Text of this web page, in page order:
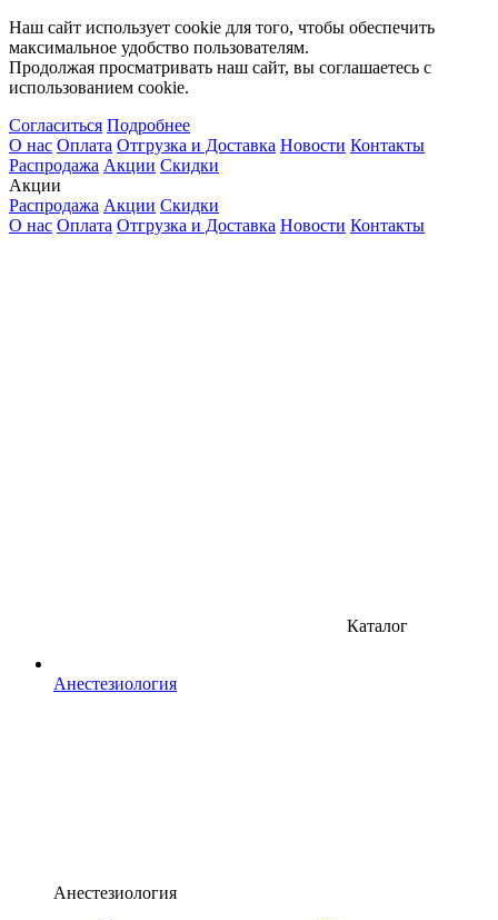
Наш сайт использует cookie для того, чтобы обеспечить
максимальное удобство пользователям.
Продолжая просматривать наш сайт, вы соглашаетесь с
использованием cookie.
Согласиться Подробнее
О нас Оплата Отгрузка и Доставка Новости Контакты
Распродажа Акции Скидки
Акции
Распродажа Акции Скидки
О нас Оплата Отгрузка и Доставка Новости Контакты
Каталог
Анестезиология
Анестезиология